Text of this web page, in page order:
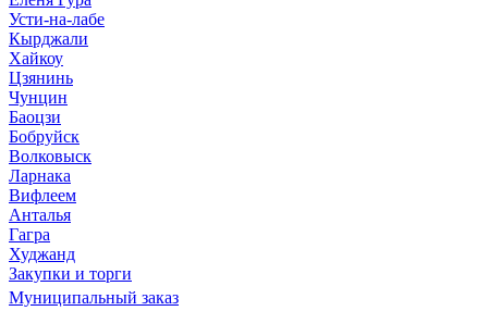
Усти-на-лабе
Кырджали
Хайкоу
Цзянинь
Чунцин
Баоцзи
Бобруйск
Волковыск
Ларнака
Вифлеем
Анталья
Гагра
Худжанд
Закупки и торги
Муниципальный заказ